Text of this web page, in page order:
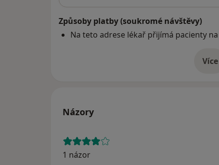
Způsoby platby (soukromé návštěvy)
Na teto adrese lékař přijímá pacienty
Více
o
Názory
1 názor